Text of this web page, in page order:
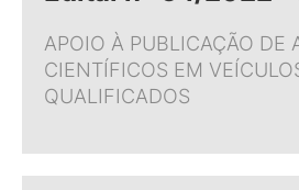
APOIO À PUBLICAÇÃO DE
CIENTÍFICOS EM
QUALIFICADOS